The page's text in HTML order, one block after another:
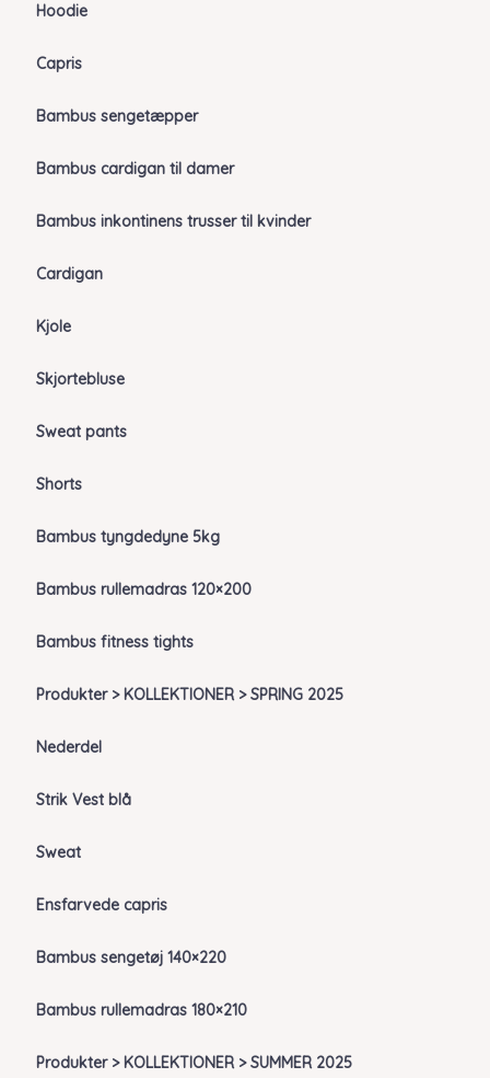
Hoodie
Capris
Bambus sengetæpper
Bambus cardigan til damer
Bambus inkontinens trusser til kvinder
Cardigan
Kjole
Skjortebluse
Sweat pants
Shorts
Bambus tyngdedyne 5kg
Bambus rullemadras 120×200
Bambus fitness tights
Produkter > KOLLEKTIONER > SPRING 2025
Nederdel
Strik Vest blå
Sweat
Ensfarvede capris
Bambus sengetøj 140×220
Bambus rullemadras 180×210
Produkter > KOLLEKTIONER > SUMMER 2025